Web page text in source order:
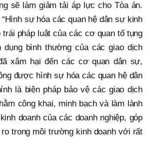
sẽ làm giảm tải áp lực cho Tòa án.
sự hóa các quan hệ dân sự kinh
trái pháp luật của các cơ quan tố tụng
bình thường của các giao dịch
xâm hại đến các cơ quan dân sự,
được hình sự hóa các quan hệ dân
là biện pháp bảo vệ các giao dịch
công khai, minh bạch và làm lành
doanh của các doanh nghiệp, góp
trong môi trường kinh doanh với rất